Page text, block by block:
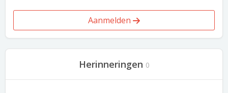
Aanmelden
Herinneringen 0